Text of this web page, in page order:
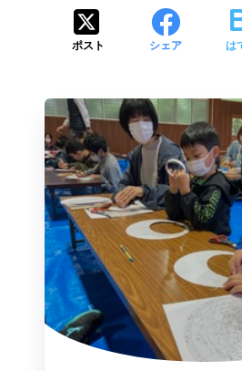
ポスト シェア は